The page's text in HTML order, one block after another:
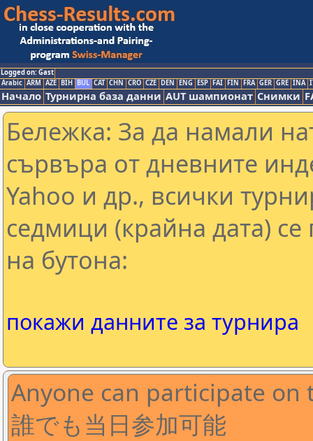
Logged on: Gast
Arabic ARM AZE BIH BUL CAT CHN CRO CZE DEN ENG ESP FAI FIN FRA GER GRE INA
Начало Турнирна база данни AUT шампионат Снимки
Бележка: За да намали
сървъра от дневните
Yahoo и др., всички
седмици (крайна дата) се
на бутона:
покажи данните за турнира
Anyone can participate on
誰でも当日参加可能